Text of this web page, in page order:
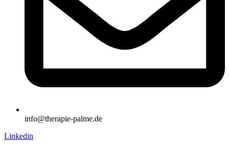
info@therapie-palme.de
Linkedin